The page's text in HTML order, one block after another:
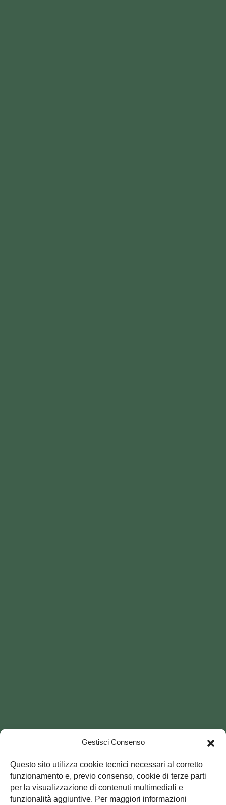
Gestisci Consenso
Questo sito utilizza cookie tecnici necessari al corretto
funzionamento e, previo consenso, cookie di terze parti
per la visualizzazione di contenuti multimediali e
funzionalità aggiuntive. Per maggiori informazioni